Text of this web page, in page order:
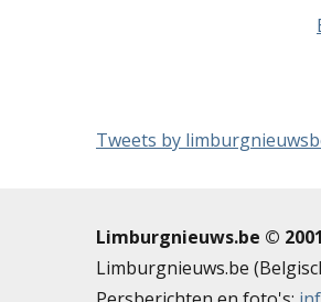
Tweets by
Limburgnieuws.be ©
Limburgnieuws.be